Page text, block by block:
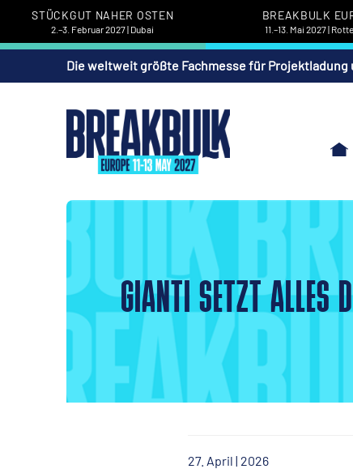
STÜCKGUT NAHER OSTEN
2.–3. Februar 2027 | Dubai
BREAKBULK
11.–13. Mai 2027 |
Die weltweit größte Fachmesse für Projektladung
GIANTI SETZT ALLES
27. April | 2026